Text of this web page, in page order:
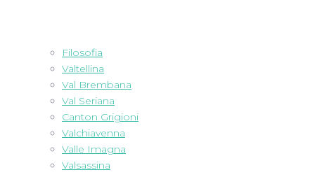
Filosofia
Valtellina
Val Brembana
Val Seriana
Canton Grigioni
Valchiavenna
Valle Imagna
Valsassina